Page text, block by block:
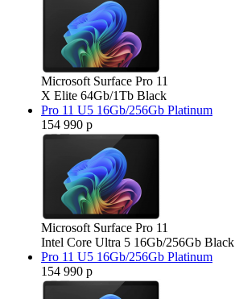
Microsoft Surface Pro 11
X Elite 64Gb/1Tb Black
Pro 11 U5 16Gb/256Gb Platinum
154 990 р
Microsoft Surface Pro 11
Intel Core Ultra 5 16Gb/256Gb Black
Pro 11 U5 16Gb/256Gb Platinum
154 990 р